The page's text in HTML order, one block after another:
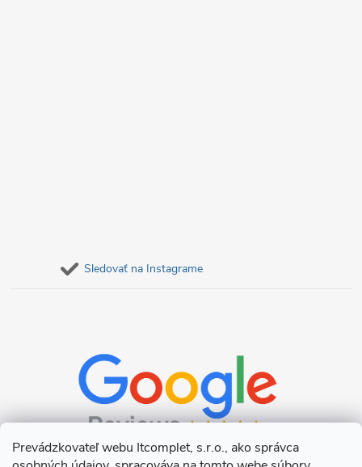
Prevádzkovateľ webu Itcomplet, s.r.o., ako správca
Sledovať na Instagrame